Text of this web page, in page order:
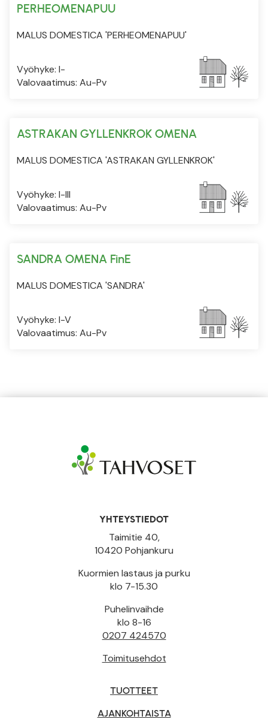
PERHEOMENAPUU
MALUS DOMESTICA 'PERHEOMENAPUU'
Vyöhyke: I-
Valovaatimus: Au-Pv
ASTRAKAN GYLLENKROK OMENA
MALUS DOMESTICA 'ASTRAKAN GYLLENKROK'
Vyöhyke: I-III
Valovaatimus: Au-Pv
SANDRA OMENA FinE
MALUS DOMESTICA 'SANDRA'
Vyöhyke: I-V
Valovaatimus: Au-Pv
YHTEYSTIEDOT
Taimitie 40,
10420 Pohjankuru
Kuormien lastaus ja purku
klo 7-15.30
Puhelinvaihde
klo 8-16
0207 424570
Toimitusehdot
TUOTTEET
AJANKOHTAISTA